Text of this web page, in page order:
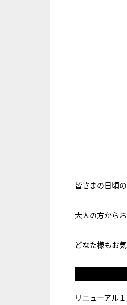
皆さまの日頃
大人の方から
どなた様もお
リニューアル